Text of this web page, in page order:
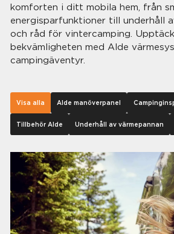
komforten i ditt mobila hem, från
energisparfunktioner till underhåll
och råd för vintercamping.
bekvämligheten med Alde
campingäventyr.
Visa alla Alde manöverpanel
Tillbehör Alde Underhåll av värmepannan